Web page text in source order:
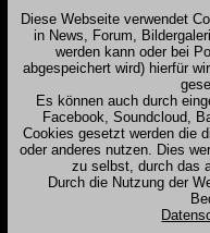
Diese Webseite verwendet
in News, Forum,
werden kann oder bei
abgespeichert wird) hierfür
Es können auch durch
Facebook, Soundcloud,
Cookies gesetzt werden die
oder anderes nutzen. Dies
zu selbst, durch das
Durch die Nutzung der